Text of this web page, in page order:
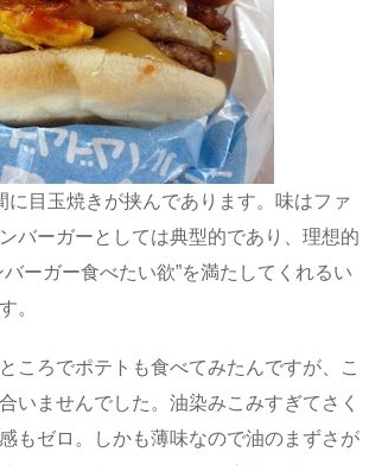
目玉焼きが挟んであります。味はファ
バーガーとしては典型的であり、理想的
バーガー食べたい欲”を満たしてくれるい
。
ころでポテトも食べてみたんですが、こ
いませんでした。油染みこみすぎてさく
もゼロ。しかも薄味なので油のまずさが